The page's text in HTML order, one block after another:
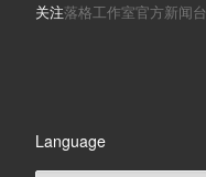
关注落格工作室官方新闻台
Language